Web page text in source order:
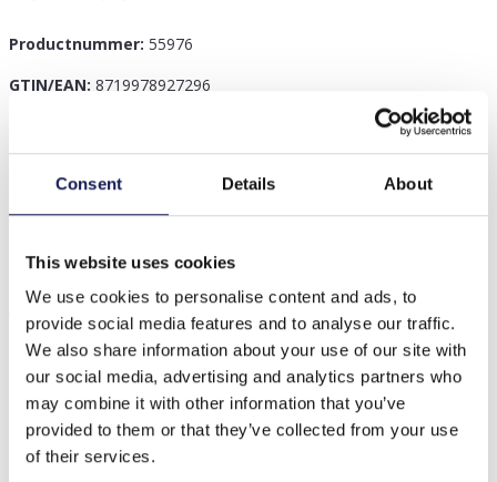
Consent Details About
This website uses cookies
We use cookies to personalise content and ads, to
provide social media features and to analyse our traffic.
We also share information about your use of our site with
our social media, advertising and analytics partners who
may combine it with other information that you’ve
provided to them or that they’ve collected from your use
of their services.
Productnummer: 55976
GTIN/EAN: 8719978927296
Beschrijving
E-A21.2 N046-008G S. Steel Necklace 40-45cm
Anderen kochten ook